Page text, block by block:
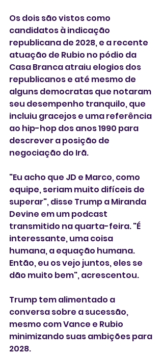
Os dois são ‌vistos como
candidatos à indicação
republicana de 2028, e a recente
atuação de ‌Rubio no pódio da
‌Casa Branca atraiu elogios dos
republicanos ⁠e até mesmo de
alguns democratas que notaram
seu desempenho tranquilo, que
incluiu gracejos e uma referência
ao hip-hop dos anos 1990 para
descrever a posição de
negociação ‌do Irã.
"Eu acho que JD e Marco, como
‌equipe, seriam ⁠muito difíceis ⁠de
superar", disse Trump a Miranda
Devine em um ⁠podcast
transmitido ‌na quarta-feira. "É
interessante, ‌uma coisa
humana, a equação humana.
Então, eu os vejo juntos, eles se
dão muito bem", acrescentou.
Trump tem alimentado a
⁠conversa sobre a sucessão,
mesmo com Vance e Rubio
minimizando suas ambições para
2028.